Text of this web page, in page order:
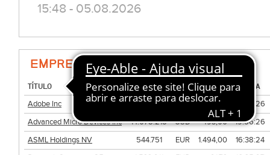
15:48 - 05.08.2026
EMPRESAS DO SECTOR (TECNOLOGIA)
TÍTULO QUANT. MDA PREÇO
HORA
Adobe Inc
1.695.189 USD 257,155
19:56:26
Advanced Micro Devices Inc
14.078.215 USD 493,06
19:56:26
ASML Holdings NV
544.751 EUR 1.494,00
16:38:24